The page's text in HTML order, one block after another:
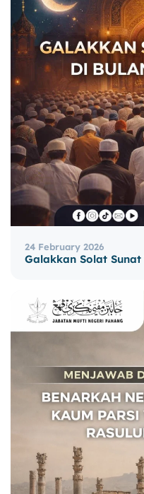
24 February 2026
Galakkan Solat